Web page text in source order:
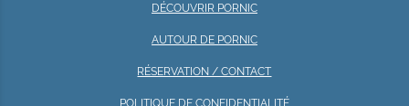
DÉCOUVRIR PORNIC
AUTOUR DE PORNIC
RÉSERVATION / CONTACT
POLITIQUE DE CONFIDENTIALITÉ